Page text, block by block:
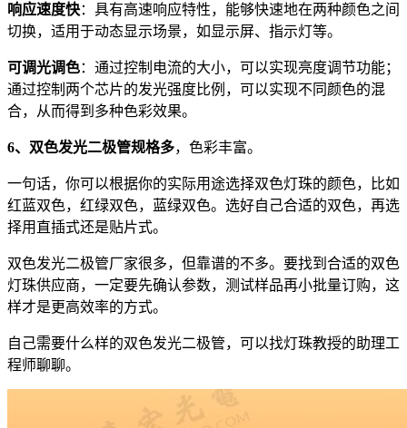
响应速度快：具有高速响应特性，能够快速地在两种颜色之间
切换，适用于动态显示场景，如显示屏、指示灯等。
可调光调色：通过控制电流的大小，可以实现亮度调节功能；
通过控制两个芯片的发光强度比例，可以实现不同颜色的混
合，从而得到多种色彩效果。
6、双色发光二极管规格多，色彩丰富。
一句话，你可以根据你的实际用途选择双色灯珠的颜色，比如
红蓝双色，红绿双色，蓝绿双色。选好自己合适的双色，再选
择用直插式还是贴片式。
双色发光二极管厂家很多，但靠谱的不多。要找到合适的双色
灯珠供应商，一定要先确认参数，测试样品再小批量订购，这
样才是更高效率的方式。
自己需要什么样的双色发光二极管，可以找灯珠教授的助理工
程师聊聊。